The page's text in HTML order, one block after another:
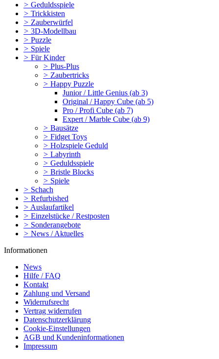
> Geduldsspiele
> Trickkisten
> Zauberwürfel
> 3D-Modellbau
> Puzzle
> Spiele
> Für Kinder
> Plus-Plus
> Zaubertricks
> Happy Puzzle
Junior / Little Genius (ab 3)
Original / Happy Cube (ab 5)
Pro / Profi Cube (ab 7)
Expert / Marble Cube (ab 9)
> Bausätze
> Fidget Toys
> Holzspiele Geduld
> Labyrinth
> Geduldsspiele
> Bristle Blocks
> Spiele
> Schach
> Refurbished
> Auslaufartikel
> Einzelstücke / Restposten
> Sonderangebote
> News / Aktuelles
Informationen
News
Hilfe / FAQ
Kontakt
Zahlung und Versand
Widerrufsrecht
Vertrag widerrufen
Datenschutzerklärung
Cookie-Einstellungen
AGB und Kundeninformationen
Impressum